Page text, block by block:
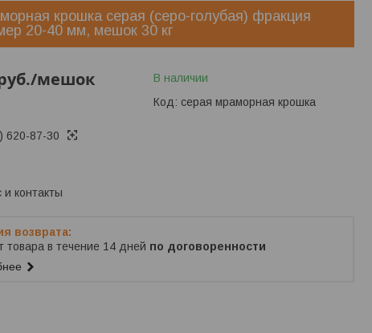
крошка серая (серо-голубая) фракция
20-40 мм, мешок 30 кг
/мешок
В наличии
Код: серая мраморная крошка
620-87-30
контакты
товара в течение 14 дней по договоренности